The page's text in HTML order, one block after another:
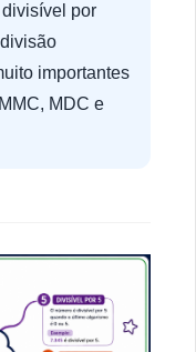
por
importantes
MDC e